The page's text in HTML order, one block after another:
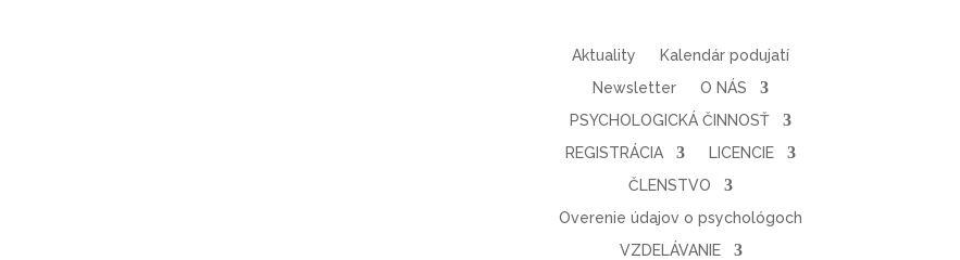
Aktuality
Kalendár podujatí
Newsletter
O NÁS
PSYCHOLOGICKÁ ČINNOSŤ
REGISTRÁCIA
LICENCIE
ČLENSTVO
Overenie údajov o psychológoch
VZDELÁVANIE